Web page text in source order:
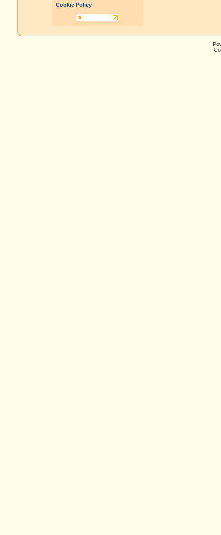
Cookie-Policy